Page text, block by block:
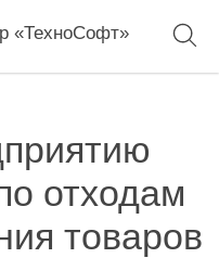
«ТехноСофт»
отходам
товаров